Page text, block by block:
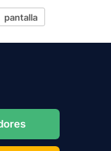
pantalla